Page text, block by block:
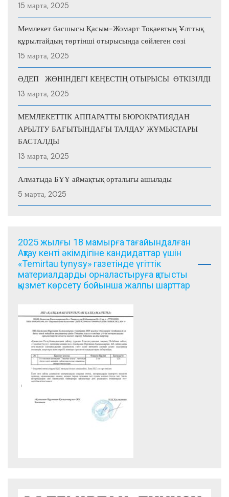
15 марта, 2025
Мемлекет басшысы Қасым-Жомарт Тоқаевтың Ұлттық
құрылтайдың төртінші отырысында сөйлеген сөзі
15 марта, 2025
ӘДЕП ЖӨНІНДЕГІ КЕҢЕСТІҢ ОТЫРЫСЫ ӨТКІЗІЛДІ
13 марта, 2025
МЕМЛЕКЕТТІК АППАРАТТЫ БЮРОКРАТИЯДАН
АРЫЛТУ БАҒЫТЫНДАҒЫ ТАЛДАУ ЖҰМЫСТАРЫ
БАСТАЛДЫ
13 марта, 2025
Алматыда БҰҰ аймақтық орталығы ашылады
5 марта, 2025
2025 жылғы 18 мамырға тағайындалған
Ақтау кенті әкімдігіне кандидаттар үшін
«Temirtau tynysy» газетінде үгіттік
материалдарды орналастыруға қатысты
қызмет көрсету бойынша жалпы шарттар